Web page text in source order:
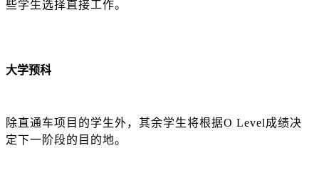
些学生选择直接工作。
大学预科
除直通车项目的学生外，其余学生将根据O Level成绩决
定下一阶段的目的地。